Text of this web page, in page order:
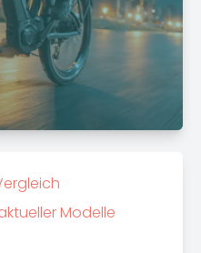
Modelle